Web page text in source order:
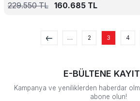
229.550TL 160.685 TL
… 2 3 4
E-BÜLTENE
Kampanya ve yeniliklerden haberdar
abone olun!